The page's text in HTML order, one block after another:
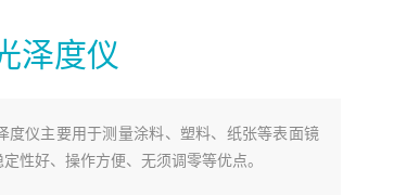
泽度仪
度仪主要用于测量涂料、塑料、纸张等表面镜
性好、操作方便、无须调零等优点。